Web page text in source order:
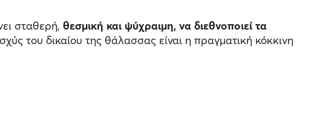
σταθερή, θεσμική και ψύχραιμη, να διεθνοποιεί τα
του δικαίου της θάλασσας είναι η πραγματική κόκκινη